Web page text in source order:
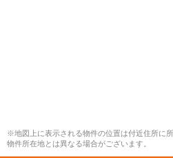
※地図上に表示される物件の位置は付近住所に
物件所在地とは異なる場合がございます。